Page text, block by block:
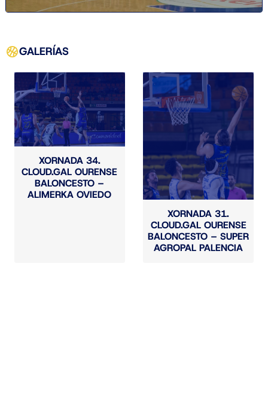
GALERÍAS
XORNADA 34.
CLOUD.GAL OURENSE
BALONCESTO –
ALIMERKA OVIEDO
XORNADA 31.
CLOUD.GAL OURENSE
BALONCESTO – SUPER
AGROPAL PALENCIA